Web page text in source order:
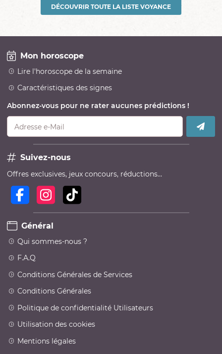
DÉCOUVRIR TOUTE LA LISTE VOYANCE
Mon horoscope
Lire l'horoscope de la semaine
Caractéristiques des signes
Abonnez-vous pour ne rater aucunes prédictions !
Adresse e-Mail
Suivez-nous
Offres exclusives, jeux concours, réductions…
Général
Qui sommes-nous ?
F.A.Q
Conditions Générales de Services
Conditions Générales
Politique de confidentialité Utilisateurs
Utilisation des cookies
Mentions légales